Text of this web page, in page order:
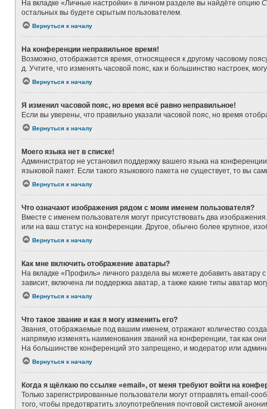
На вкладке «Личные настройки» в личном разделе вы найдёте опцию
остальных вы будете скрытым пользователем.
Вернуться к началу
На конференции неправильное время!
Возможно, отображается время, относящееся к другому часовому
д. Учтите, что изменять часовой пояс, как и большинство настроек,
Вернуться к началу
Я изменил часовой пояс, но время всё равно неправильное!
Если вы уверены, что правильно указали часовой пояс, но время
Вернуться к началу
Моего языка нет в списке!
Администратор не установил поддержку вашего языка на
языковой пакет. Если такого языкового пакета не существует, то
Вернуться к началу
Что означают изображения рядом с моим именем пользователя?
Вместе с именем пользователя могут присутствовать два
или на ваш статус на конференции. Другое, обычно более крупное,
Вернуться к началу
Как мне включить отображение аватары?
На вкладке «Профиль» личного раздела вы можете добавить аватару
зависит, включена ли поддержка аватар, а также какие типы аватар
Вернуться к началу
Что такое звание и как я могу изменить его?
Звания, отображаемые под вашим именем, отражают количество
напрямую изменять наименования званий на конференции, так как
На большинстве конференций это запрещено, и модератор или
Вернуться к началу
Когда я щёлкаю по ссылке «email», от меня требуют войти на
Только зарегистрированные пользователи могут отправлять email-
того, чтобы предотвратить злоупотребления почтовой системой